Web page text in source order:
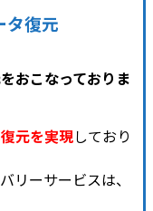
タ復元
おこなっておりま
元を実現しており
リーサービスは、